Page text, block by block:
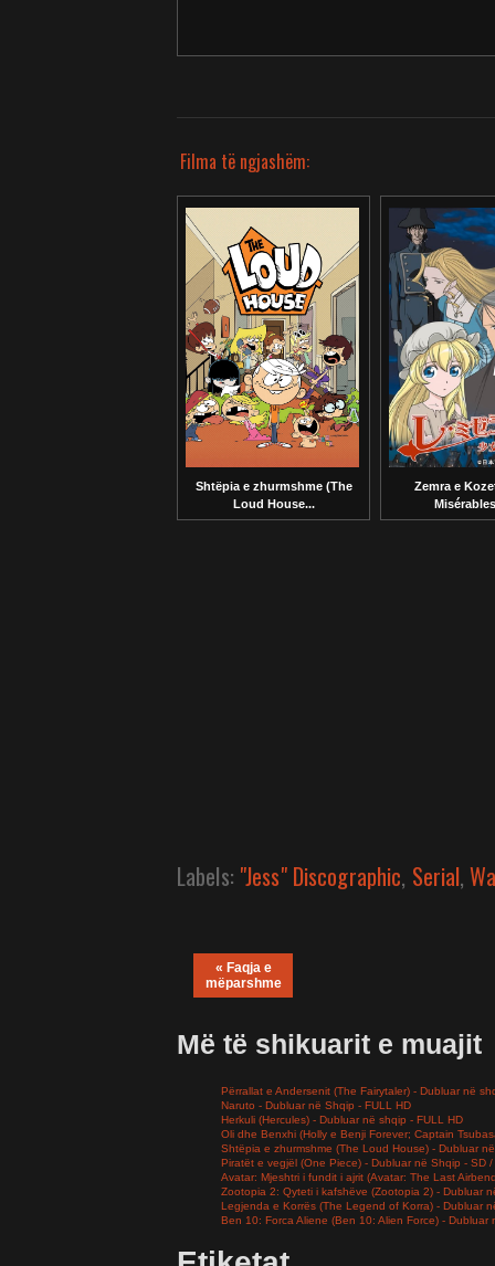
Filma të ngjashëm:
Shtëpia e zhurmshme (The
Loud House...
Zemra e
Labels: "Jess" Discographic, Serial,
« Faqja e
mëparshme
Më të shikuarit e muajit
Përrallat e Andersenit (The Fairytaler) - Dubluar në
Naruto - Dubluar në Shqip - FULL HD
Herkuli (Hercules) - Dubluar në shqip - FULL HD
Oli dhe Benxhi (Holly e Benji Forever; Captain
Shtëpia e zhurmshme (The Loud House) - Dubluar
Piratët e vegjël (One Piece) - Dubluar në Shqip - SD /
Avatar: Mjeshtri i fundit i ajrit (Avatar: The Last
Zootopia 2: Qyteti i kafshëve (Zootopia 2) - Dubluar
Legjenda e Korrës (The Legend of Korra) - Dubluar
Ben 10: Forca Aliene (Ben 10: Alien Force) - Dubluar